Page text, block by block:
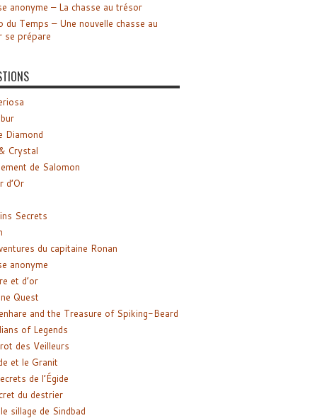
anonyme – La chasse au trésor
du Temps – Une nouvelle chasse au
se prépare
Diamond
Crystal
de Salomon
d’Or
Secrets
du capitaine Ronan
anonyme
et d’or
Quest
and the Treasure of Spiking-Beard
of Legends
des Veilleurs
et le Granit
de l’Égide
du destrier
sillage de Sindbad